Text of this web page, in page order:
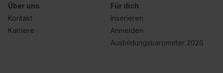
zur Übermittlung deiner Daten in die USA (Art. 49 Abs. 1
S. 1 lit. a) DS-GVO). Die USA verfügen über kein
Über uns
Kontakt
Karriere
Für dich
Inserieren
Anmelden
Ausbildungsbarometer 2026